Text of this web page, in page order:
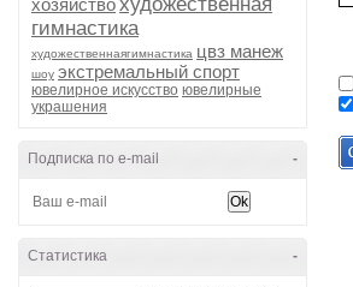
хозяйство
гимнастика
художественнаягимнастика цвз манеж
шоу экстремальный спорт
ювелирное искусство ювелирные
украшения
-
Подписка по e-mail
-
Статистика